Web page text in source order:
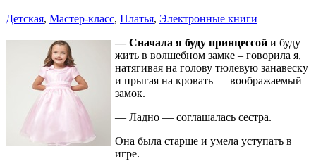
Детская, Мастер-класс, Платья, Электронные книги
— Сначала я буду принцессой и буду
жить в волшебном замке – говорила я,
натягивая на голову тюлевую занавеску
и прыгая на кровать — воображаемый
замок.
— Ладно — соглашалась сестра.
Она была старше и умела уступать в
игре.